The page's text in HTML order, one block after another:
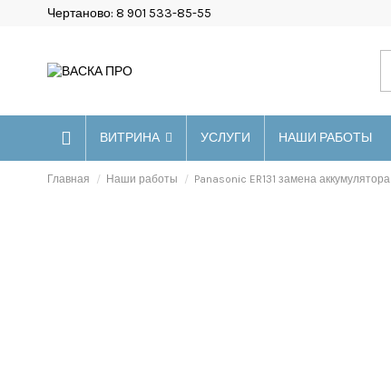
Чертаново: 8 901 533-85-55
ВИТРИНА УСЛУГИ НАШИ РАБОТЫ
Главная Наши работы Panasonic ER131 замена аккумулятора